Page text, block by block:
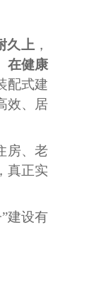
久上 ，
在健康
配式建
效、居
房、老
真正实
建设有